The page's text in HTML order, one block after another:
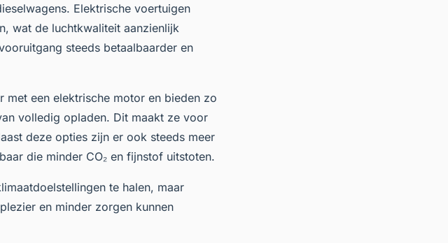
Elektrische voertuigen
wat de luchtkwaliteit aanzienlijk
steeds betaalbaarder en
met een elektrische motor en bieden zo
volledig opladen. Dit maakt ze voor
deze opties zijn er ook steeds meer
die minder CO₂ en fijnstof uitstoten.
te halen, maar
en minder zorgen kunnen